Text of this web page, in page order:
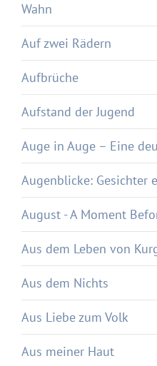
Wahn
Auf zwei Rädern
Aufbrüche
Aufstand der Jugend
Auge in Auge – Eine
Augenblicke: Gesichter
August - A Moment
Aus dem Leben von
Aus dem Nichts
Aus Liebe zum Volk
Aus meiner Haut